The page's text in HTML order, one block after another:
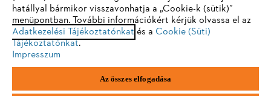
Adatvédelem Impresszum Cookie tájékoztató
Jogi információk
Andreas Stihl Kereskedelmi Kft.
Székhely: H-2051 Biatorbágy-Budapark
eine optimale Nutzung unserer Seite empfehlen wir Ihnen, zu
einem der folgenden Browser zu wechseln:
Firefox Chrome
hatállyal bármikor visszavonhatja a „Cookie-k (sütik)”
menüpontban. További információkért kérjük olvassa el az
Adatkezelési Tájékoztatónkat és a Cookie (Süti)
Tájékoztatónkat.
Impresszum
Az összes elfogadása